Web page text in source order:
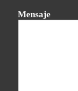
Mensaje